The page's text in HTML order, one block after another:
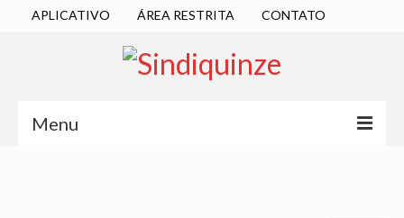
APLICATIVO ÁREA RESTRITA CONTATO
Menu